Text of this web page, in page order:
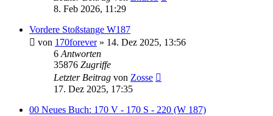
8. Feb 2026, 11:29
Vordere Stoßstange W187
von 170forever» 14. Dez 2025, 13:56
6 Antworten
35876 Zugriffe
Letzter Beitrag von Zosse
17. Dez 2025, 17:35
00 Neues Buch: 170 V - 170 S - 220 (W 187)